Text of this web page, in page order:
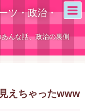
ツ・政治・
んな話、政治の裏側
えちゃったwww